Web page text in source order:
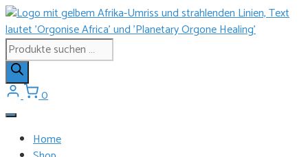
Zum
Inhalt
springen
Products
search
0
Home